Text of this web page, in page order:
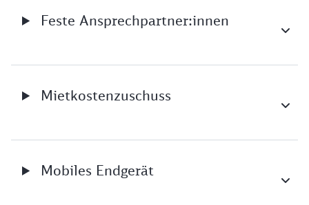
Feste Ansprechpartner:innen
Mietkostenzuschuss
Mobiles Endgerät